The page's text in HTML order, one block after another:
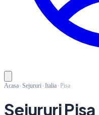
Acasa Sejururi Italia Pisa
Sejururi Pisa